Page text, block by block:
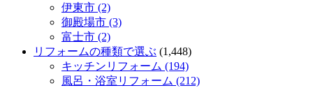
伊東市 (2)
御殿場市 (3)
富士市 (2)
リフォームの種類で選ぶ (1,448)
キッチンリフォーム (194)
風呂・浴室リフォーム (212)